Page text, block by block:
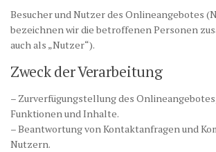
Besucher und Nutzer des Onlineangebotes
bezeichnen wir die betroffenen Personen
auch als „Nutzer“).
Zweck der Verarbeitung
– Zurverfügungstellung des
Funktionen und Inhalte.
– Beantwortung von Kontaktanfragen und
Nutzern.